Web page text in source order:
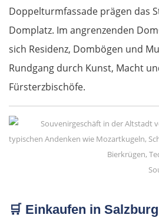
Doppelturmfassade prägen das
Domplatz. Im angrenzenden
sich Residenz, Dombögen und
Rundgang durch Kunst, Macht
Fürsterzbischöfe.
🛒 Einkaufen in Salzburg